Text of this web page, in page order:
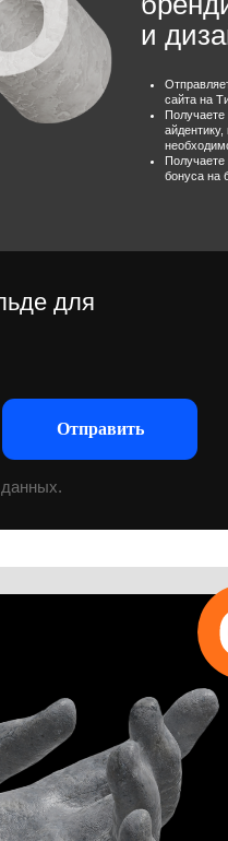
Отправляете заявку на разработку
сайта на Тильде.
Получаете полный комплект: логотип,
айдентику, гайдлайн и всё
необходимое.
Получаете всю сумму обратно в виде
бонуса на будущие заказы